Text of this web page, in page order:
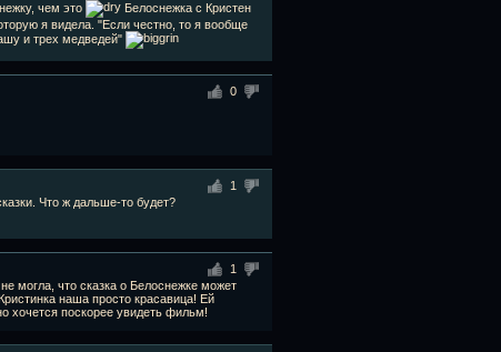
чем это
Белоснежка с Кристен
я видела. "Если честно, то я вообще
и трех медведей"
0
1
Что ж дальше-то будет?
1
могла, что сказка о Белоснежке может
наша просто красавица! Ей
хочется поскорее увидеть фильм!